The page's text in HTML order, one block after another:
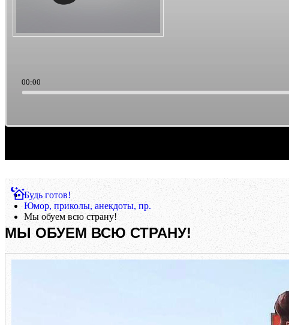
00:00
Будь готов!
Юмор, приколы, анекдоты, пр.
Мы обуем всю страну!
МЫ ОБУЕМ ВСЮ СТРАНУ!